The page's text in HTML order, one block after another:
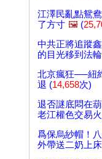
江澤民亂點鴛
了方寸 🖼️ (
中共正將追蹤
的目光移到法
北京瘋狂──紐
退 (14,658次)
退否謎底悶在
老江權色交易
爲保烏紗帽！
外帶送二奶上